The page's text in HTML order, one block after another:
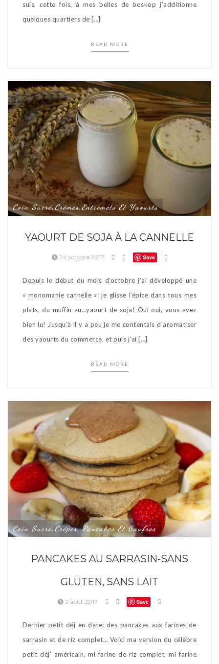
suis, cette fois, à mes belles de boskop j’additionne
quelques quartiers de […]
READ MORE
Coin Sucré,Crèmes,entremets Et Yaourts
YAOURT DE SOJA À LA CANNELLE
24 octobre 2017 Save
Depuis le début du mois d’octobre j’ai développé une
« monomanie cannelle »: je glisse l’épice dans tous mes
plats, du muffin au…yaourt de soja! Oui oui, vous avez
bien lu! Jusqu’à il y a peu je me contentais d’aromatiser
des yaourts du commerce, et puis j’ai […]
READ MORE
Coin Sucré, Crêpes, Pancakes Et Gaufres
PANCAKES AU SARRASIN-SANS
GLUTEN, SANS LAIT
2 août 2017 Save
Dernier petit déj en date: des pancakes aux farines de
sarrasin et de riz complet… Voici ma version du célèbre
petit dèj’ américain, mi farine de riz complet, mi farine